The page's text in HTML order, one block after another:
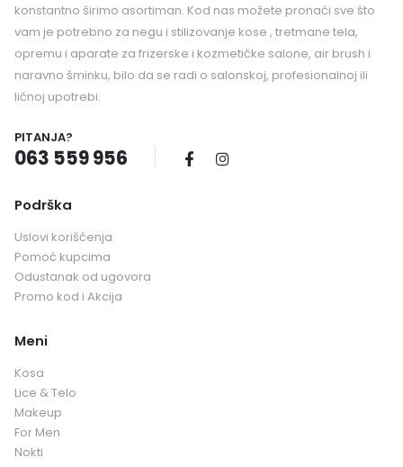
konstantno širimo asortiman. Kod nas možete pronaći sve što
vam je potrebno za negu i stilizovanje kose , tretmane tela,
opremu i aparate za frizerske i kozmetičke salone, air brush i
naravno šminku, bilo da se radi o salonskoj, profesionalnoj ili
ličnoj upotrebi.
PITANJA?
063 559 956
Podrška
Uslovi korišćenja
Pomoć kupcima
Odustanak od ugovora
Promo kod i Akcija
Meni
Kosa
Lice & Telo
Makeup
For Men
Nokti